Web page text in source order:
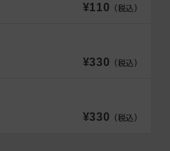
¥110
（税込）
¥330
（税込）
¥330
（税込）